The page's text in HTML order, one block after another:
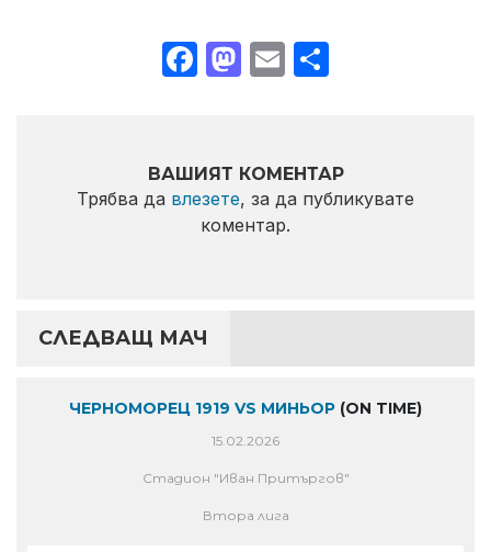
Facebook
Mastodon
Email
ВАШИЯТ КОМЕНТАР
Трябва да влезете, за да публикувате
коментар.
СЛЕДВАЩ МАЧ
ЧЕРНОМОРЕЦ 1919 VS МИНЬОР (ON TIME)
15.02.2026
Стадион "Иван Притъргов"
Втора лига